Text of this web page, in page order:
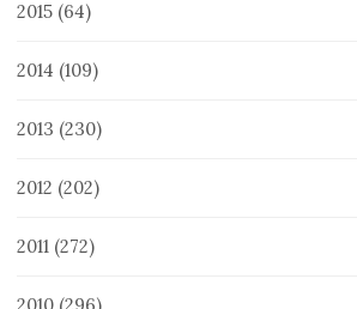
2015 (64)
2014 (109)
2013 (230)
2012 (202)
2011 (272)
2010 (296)